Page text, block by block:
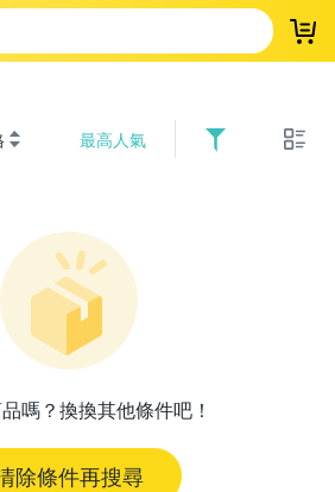
登
最高人氣
嗎？換換其他條件吧！
除條件再搜尋